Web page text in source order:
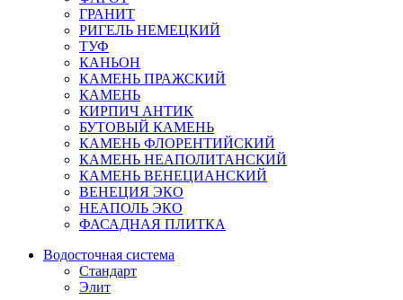
ГРАНИТ
РИГЕЛЬ НЕМЕЦКИЙ
ТУФ
КАНЬОН
КАМЕНЬ ПРАЖСКИЙ
КАМЕНЬ
КИРПИЧ АНТИК
БУТОВЫЙ КАМЕНЬ
КАМЕНЬ ФЛОРЕНТИЙСКИЙ
КАМЕНЬ НЕАПОЛИТАНСКИЙ
КАМЕНЬ ВЕНЕЦИАНСКИЙ
ВЕНЕЦИЯ ЭКО
НЕАПОЛЬ ЭКО
ФАСАДНАЯ ПЛИТКА
Водосточная система
Стандарт
Элит